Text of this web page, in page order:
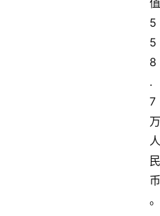
值
5
5
8
.
7
万
人
民
币
。